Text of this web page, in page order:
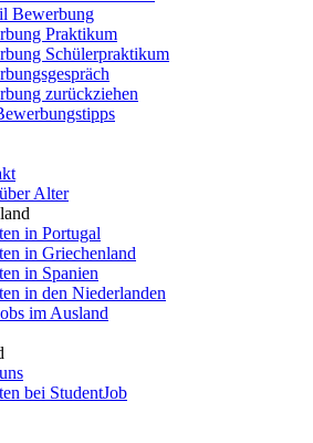
Bewerbung
Praktikum
Schülerpraktikum
zurückziehen
Alter
in Portugal
in Griechenland
in Spanien
in den Niederlanden
im Ausland
bei StudentJob